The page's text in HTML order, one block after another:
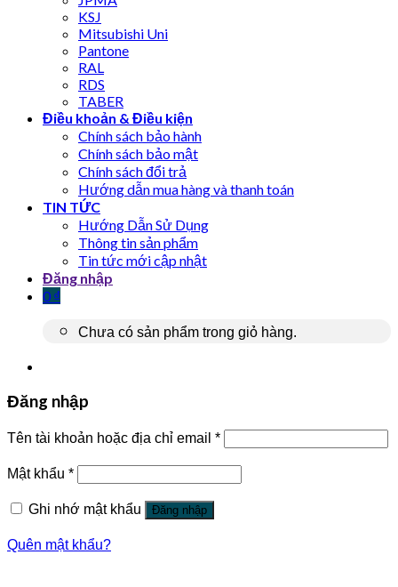
KSJ
Mitsubishi Uni
Pantone
RAL
RDS
TABER
Điều khoản & Điều kiện
Chính sách bảo hành
Chính sách bảo mật
Chính sách đổi trả
Hướng dẫn mua hàng và thanh toán
TIN TỨC
Hướng Dẫn Sử Dụng
Thông tin sản phẩm
Tin tức mới cập nhật
Đăng nhập
0 ₫
Chưa có sản phẩm trong giỏ hàng.
Đăng nhập
Tên tài khoản hoặc địa chỉ email *
Mật khẩu *
Ghi nhớ mật khẩu Đăng nhập
Quên mật khẩu?